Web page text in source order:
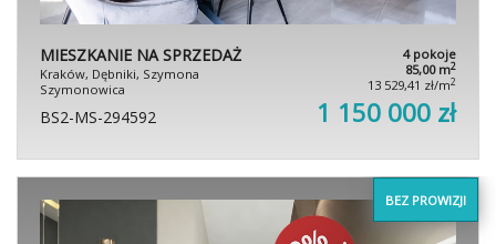
MIESZKANIE NA SPRZEDAŻ
Kraków, Dębniki, Szymona
Szymonowica
4 pokoje
85,00 m2
13 529,41 zł/m2
BS2-MS-294592 1 150 000 zł
BEZ PROWIZJI